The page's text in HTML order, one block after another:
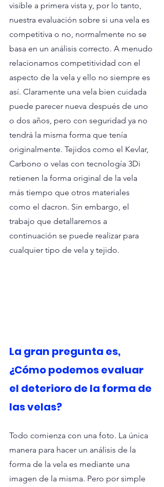
visible a primera vista y, por lo tanto,
nuestra evaluación sobre si una vela es
competitiva o no, normalmente no se
basa en un análisis correcto. A menudo
relacionamos competitividad con el
aspecto de la vela y ello no siempre es
así. Claramente una vela bien cuidada
puede parecer nueva después de uno
o dos años, pero con seguridad ya no
tendrá la misma forma que tenía
originalmente. Tejidos como el Kevlar,
Carbono o velas con tecnología 3Di
retienen la forma original de la vela
más tiempo que otros materiales
como el dacron. Sin embargo, el
trabajo que detallaremos a
continuación se puede realizar para
cualquier tipo de vela y tejido.
La gran pregunta es,
¿Cómo podemos evaluar
el deterioro de la forma de
las velas?
Todo comienza con una foto. La única
manera para hacer un análisis de la
forma de la vela es mediante una
imagen de la misma. Pero por simple